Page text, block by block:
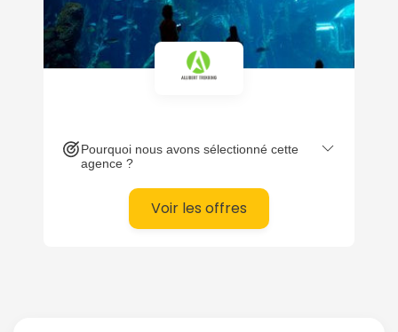
Pourquoi nous avons sélectionné cette
agence ?
Voir les offres